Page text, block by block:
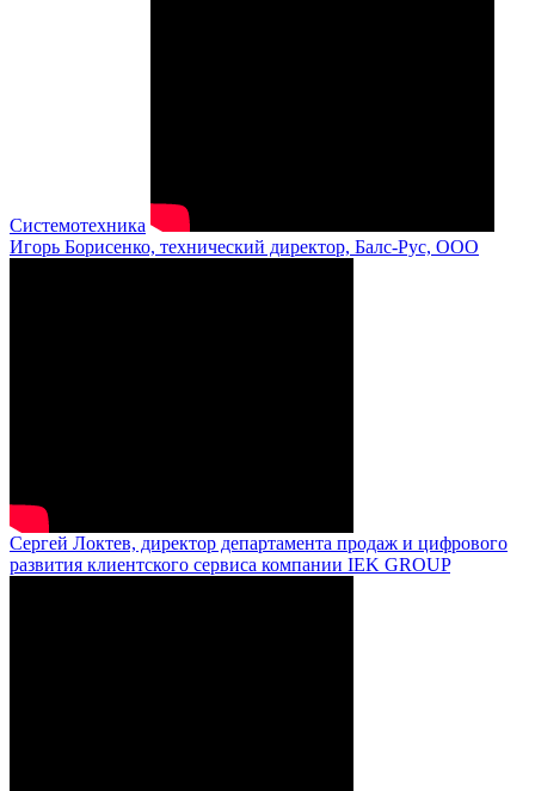
Системотехника
Игорь Борисенко, технический директор, Балс-Рус, ООО
Сергей Локтев, директор департамента продаж и цифрового
развития клиентского сервиса компании IEK GROUP